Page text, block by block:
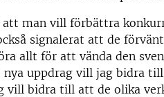
man vill förbättra
signalerat att de
allt för att vända den
uppdrag vill jag bidra
vill bidra till att de olika